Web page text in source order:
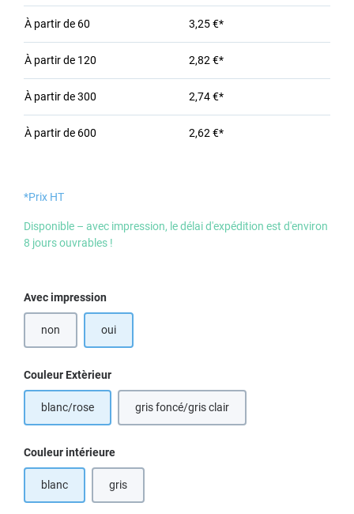
À partir de 60 3,25 €*
À partir de 120 2,82 €*
À partir de300 2,74 €*
À partir de 600 2,62 €*
*Prix HT
Disponible – avec impression, le délai d'expédition est d'environ
8 jours ouvrables !
Sélectionnez
Avec impression
non oui
Sélectionnez
Couleur Extèrieur
blanc/rose gris foncé/gris clair(Cette option n'est pas disponible pour
Sélectionnez
Couleur intérieure
blanc gris(Cette option n'est pas disponible pour le moment.)